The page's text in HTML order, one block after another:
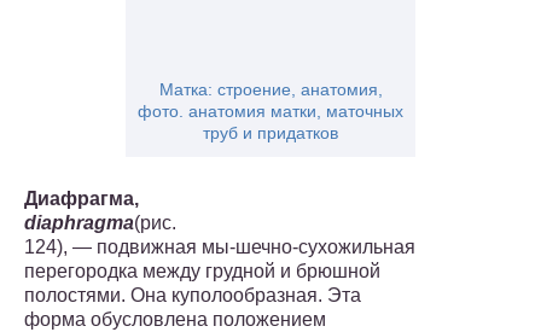
Матка: строение, анатомия,
фото. анатомия матки, маточных
труб и придатков
Диафрагма,
diaphragma(рис.
124), — подвижная мы-шечно-сухожильная
перегородка между грудной и брюшной
по­лостями. Она куполообразная. Эта
форма обусловлена положе­нием